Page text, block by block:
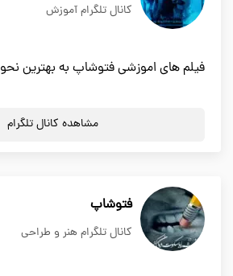
کانال تلگرام آموزش
فیلم های اموزشی فتوشاپ به بهترین نحو
مشاهده کانال تلگرام
فتوشاپ
کانال تلگرام هنر و طراحی